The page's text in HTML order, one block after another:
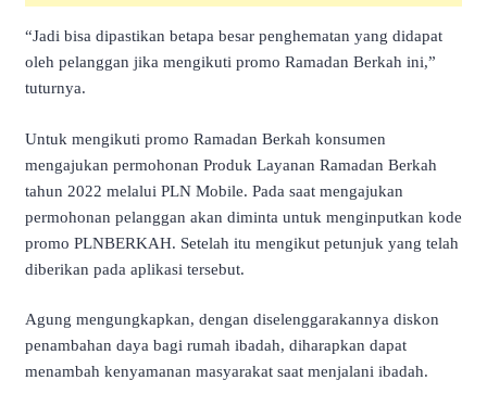
“Jadi bisa dipastikan betapa besar penghematan yang didapat
oleh pelanggan jika mengikuti promo Ramadan Berkah ini,”
tuturnya.
Untuk mengikuti promo Ramadan Berkah konsumen
mengajukan permohonan Produk Layanan Ramadan Berkah
tahun 2022 melalui PLN Mobile. Pada saat mengajukan
permohonan pelanggan akan diminta untuk menginputkan kode
promo PLNBERKAH. Setelah itu mengikut petunjuk yang telah
diberikan pada aplikasi tersebut.
Agung mengungkapkan, dengan diselenggarakannya diskon
penambahan daya bagi rumah ibadah, diharapkan dapat
menambah kenyamanan masyarakat saat menjalani ibadah.